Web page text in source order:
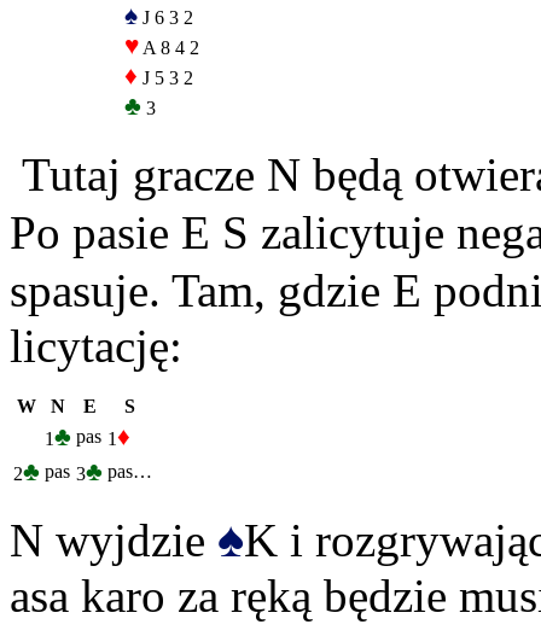
♠ J 6 3 2
♥ A 8 4 2
♦ J 5 3 2
♣ 3
Tutaj gracze N będą
Po pasie E S zalicytuje
spasuje. Tam, gdzie E
licytację:
W N E
S
1♣ pas 1♦
2♣ pas 3♣ pas…
N wyjdzie ♠K i
asa karo za ręką będzie